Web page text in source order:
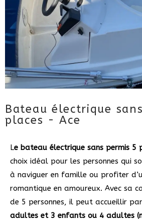
Bateau électrique
places - Ace
Le bateau électrique sans permis 5
choix idéal pour les personnes qui
à naviguer en famille ou profiter
romantique en amoureux. Avec sa
de 5 personnes, il peut accueillir
adultes et 3 enfants ou 4 adultes